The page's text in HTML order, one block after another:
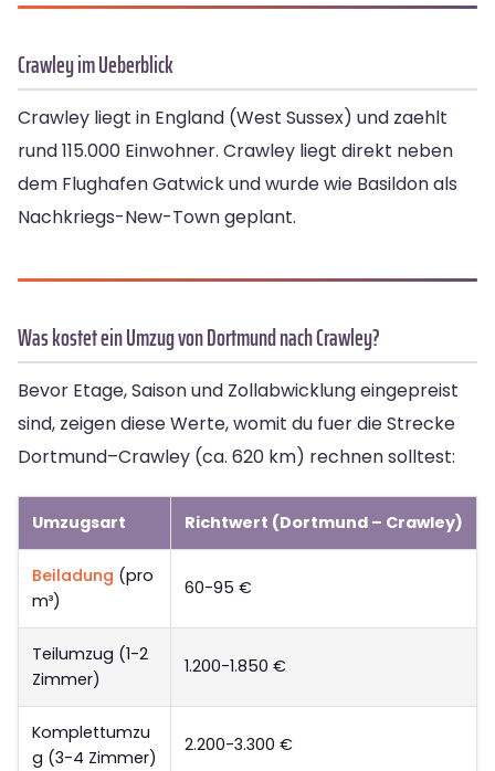
Crawley im Ueberblick
Crawley liegt in England (West Sussex) und zaehlt
rund 115.000 Einwohner. Crawley liegt direkt neben
dem Flughafen Gatwick und wurde wie Basildon als
Nachkriegs-New-Town geplant.
Was kostet ein Umzug von Dortmund nach Crawley?
Bevor Etage, Saison und Zollabwicklung eingepreist
sind, zeigen diese Werte, womit du fuer die Strecke
Dortmund–Crawley (ca. 620 km) rechnen solltest:
Umzugsart Richtwert (Dortmund – Crawley)
Beiladung (pro
m³)
60-95 €
Teilumzug (1-2
Zimmer)
1.200-1.850 €
Komplettumzu
g (3-4 Zimmer)
2.200-3.300 €